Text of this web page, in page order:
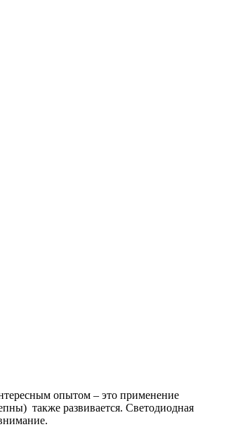
опытом – это применение
также развивается. Светодиодная